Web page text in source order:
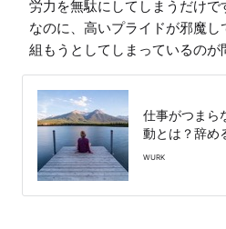
労力を無駄にしてしまうだけで
なのに、高いプライドが邪魔し
組もうとしてしまっているのが
仕事がつまら
動とは？辞め
WURK